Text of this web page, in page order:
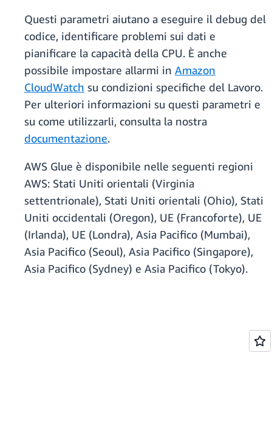
Questi parametri aiutano a eseguire il debug del
codice, identificare problemi sui dati e
pianificare la capacità della CPU. È anche
possibile impostare allarmi in Amazon
CloudWatch su condizioni specifiche del Lavoro.
Per ulteriori informazioni su questi parametri e
su come utilizzarli, consulta la nostra
documentazione.
AWS Glue è disponibile nelle seguenti regioni
AWS: Stati Uniti orientali (Virginia
settentrionale), Stati Uniti orientali (Ohio), Stati
Uniti occidentali (Oregon), UE (Francoforte), UE
(Irlanda), UE (Londra), Asia Pacifico (Mumbai),
Asia Pacifico (Seoul), Asia Pacifico (Singapore),
Asia Pacifico (Sydney) e Asia Pacifico (Tokyo).